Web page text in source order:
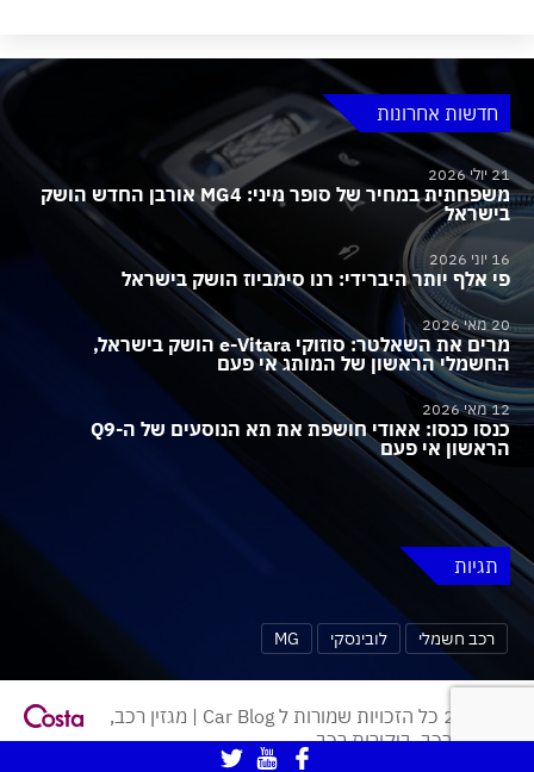
חדשות אחרונות
21 יולי 2026
משפחתית במחיר של סופר מיני: MG4 אורבן החדש הושק
בישראל
16 יוני 2026
פי אלף יותר היברידי: רנו סימביוז הושק בישראל
20 מאי 2026
מרים את השאלטר: סוזוקי e-Vitara הושק בישראל,
החשמלי הראשון של המותג אי פעם
12 מאי 2026
כנסו כנסו: אאודי חושפת את תא הנוסעים של ה-Q9
הראשון אי פעם
תגיות
רכב חשמלי לובינסקי MG
© 2026 כל הזכויות שמורות ל Car Blog | מגזין רכב,
חדשות רכב, ביקורות רכב.